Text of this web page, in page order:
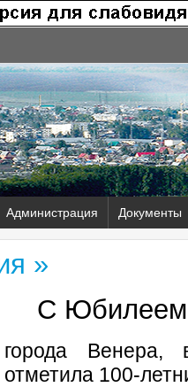
Администрация Документы
»
С Юбилеем
Венера,
100-